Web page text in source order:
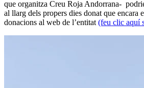
que organitza Creu Roja Andorrana-
al llarg dels propers dies donat que encara
donacions al web de l’entitat (feu clic aquí